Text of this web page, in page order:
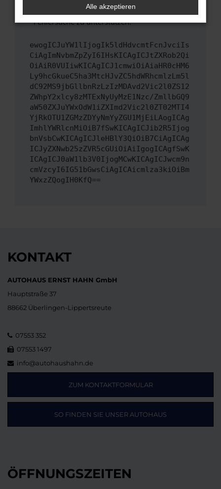
uns diesen Text schicken, um uns bei der
Fehlersuche zu unterstützen:
ewogICJuYW1lIjogIk5ldHdvcmtFcnJvciIs
CiAgImNvbmZpZyI6IHsKICAgICJtZXRob2Qi
OiAiR0VUIiwKICAgICJ1cmwiOiAiaHR0cHM6
Ly9hcGkueC5ha3MtcHJvZC5hdWRhcmlzLm5l
dC92MS9jbGllbnRzLzIzMDAvd2Vic2l0ZS12
ZWhpY2xlcy8zMTExNyUyMzE1Nzc/ZmllbGQ9
aW50ZXJuYWxOdW1iZXImd2Vic2l0ZT02MTI4
YjRkOTU1ZGMzZDYyNmYyZGU1MjEiLAogICAg
ImhlYWRlcnMiOiB7fSwKICAgICJib2R5Ijog
bnVsbCwKICAgICJleHBlY3QiOiB7CiAgICAg
ICJyZXNwb25zZVR5cGUiOiAiIgogICAgfSwK
ICAgICJ0aW1lb3V0IjogMCwKICAgICJwcm9n
cmVzcyI6IG51bGwsCiAgICAicmlza3kiOiBm
YWxzZQogIH0KfQ==
KONTAKT
AUTOHAUS ERNST HAHN GmbH
Hauptstraße 37
88662 Überlingen-Lippertsreute
07553 352
07553 1497
info@autohaushahn.de
ZUM KONTAKTFORMULAR
SO FINDEN SIE UNSER AUTOHAUS
ÖFFNUNGSZEITEN
Alle akzeptieren